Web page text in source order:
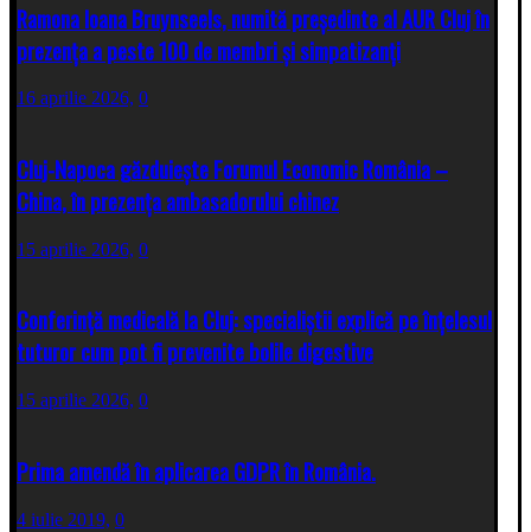
Ramona Ioana Bruynseels, numită președinte al AUR Cluj în
prezența a peste 100 de membri și simpatizanți
16 aprilie 2026, 0
Cluj-Napoca găzduiește Forumul Economic România –
China, în prezența ambasadorului chinez
15 aprilie 2026, 0
Conferință medicală la Cluj: specialiștii explică pe înțelesul
tuturor cum pot fi prevenite bolile digestive
15 aprilie 2026, 0
Prima amendă în aplicarea GDPR în România.
4 iulie 2019, 0